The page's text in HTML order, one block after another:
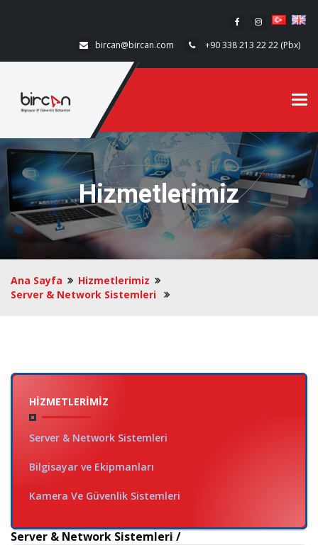
bircan@bircan.com +90 338 213 22 22 (Pbx)
Hizmetlerimiz
Ana Sayfa
Hizmetlerimiz
Server & Network Sistemleri
HIZMETLERIMIZ
Server & Network Sistemleri
Bilgisayar ve Ekipmanları
Kamera Ve Güvenlik Sistemleri
Server & Network Sistemleri /